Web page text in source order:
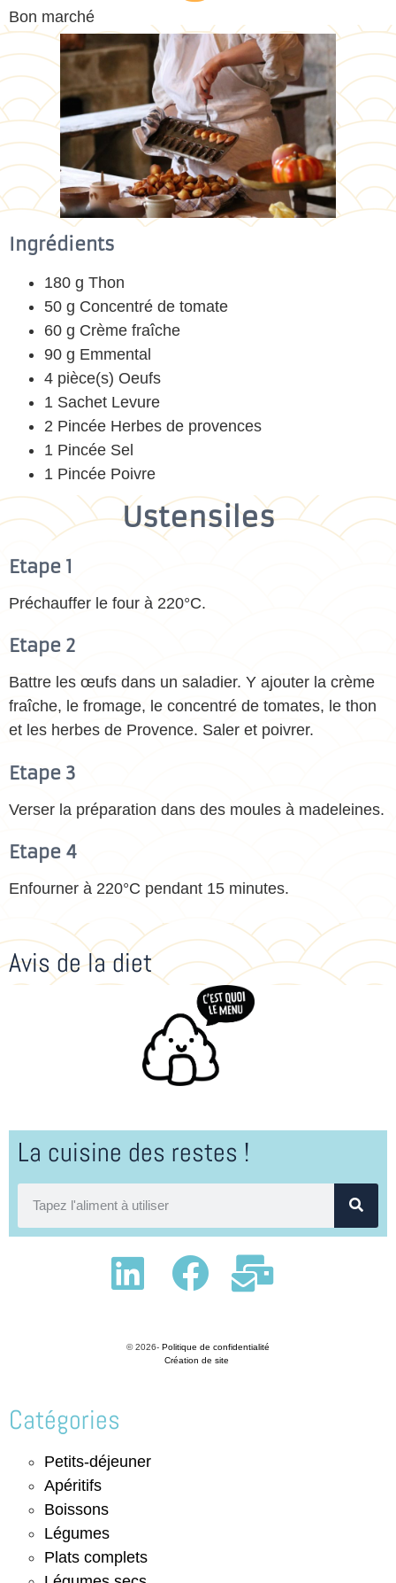
Bon marché
Ingrédients
180 g Thon
50 g Concentré de tomate
60 g Crème fraîche
90 g Emmental
4 pièce(s) Oeufs
1 Sachet Levure
2 Pincée Herbes de provences
1 Pincée Sel
1 Pincée Poivre
Ustensiles
Etape 1
Préchauffer le four à 220°C.
Etape 2
Battre les œufs dans un saladier. Y ajouter la crème
fraîche, le fromage, le concentré de tomates, le thon
et les herbes de Provence. Saler et poivrer.
Etape 3
Verser la préparation dans des moules à madeleines.
Etape 4
Enfourner à 220°C pendant 15 minutes.
Avis de la diet
Catégories
Petits-déjeuner
Apéritifs
Boissons
Légumes
Plats complets
La cuisine des restes !
© 2026- Politique de confidentialité
Création de site